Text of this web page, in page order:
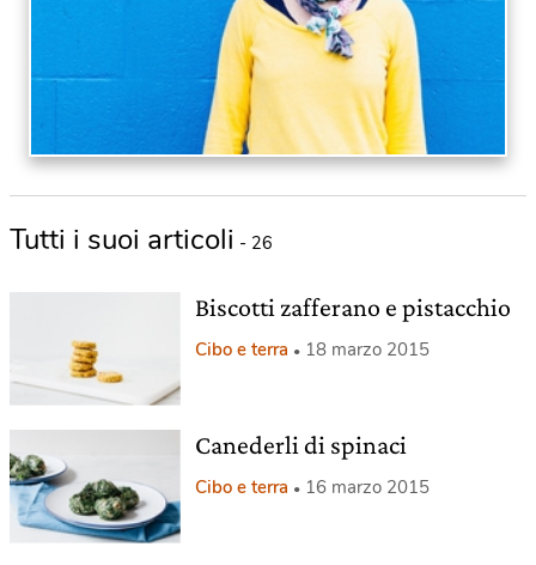
Tutti i suoi articoli - 26
Biscotti zafferano e pistacchio
Cibo e terra 18 marzo 2015
Canederli di spinaci
Cibo e terra 16 marzo 2015